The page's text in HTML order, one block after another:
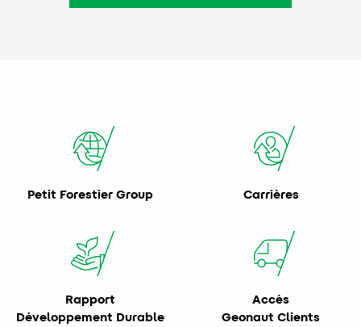
Petit Forestier Group Carrières
Rapport
Développement Durable
Accès
Geonaut Clients